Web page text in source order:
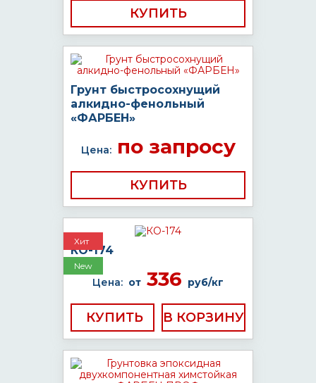
КУПИТЬ
Грунт быстросохнущий
алкидно-фенольный
«ФАРБЕН»
Цена:по запросу
КУПИТЬ
Хит
New
КО-174
Цена: от 336 руб/кг
КУПИТЬ